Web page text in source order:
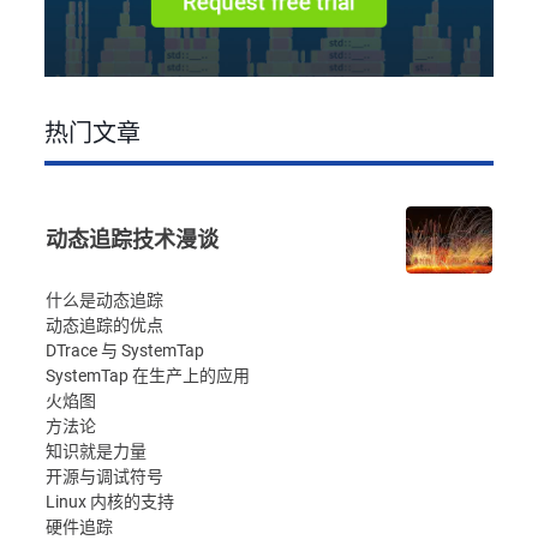
热门文章
动态追踪技术漫谈
什么是动态追踪
动态追踪的优点
DTrace 与 SystemTap
SystemTap 在生产上的应用
火焰图
方法论
知识就是力量
开源与调试符号
Linux 内核的支持
硬件追踪